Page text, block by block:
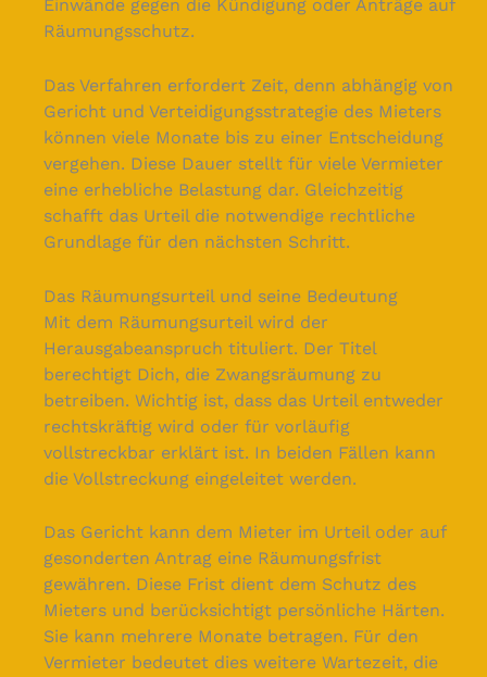
Einwände gegen die Kündigung oder Anträge auf
Räumungsschutz.
Das Verfahren erfordert Zeit, denn abhängig von
Gericht und Verteidigungsstrategie des Mieters
können viele Monate bis zu einer Entscheidung
vergehen. Diese Dauer stellt für viele Vermieter
eine erhebliche Belastung dar. Gleichzeitig
schafft das Urteil die notwendige rechtliche
Grundlage für den nächsten Schritt.
Das Räumungsurteil und seine Bedeutung
Mit dem Räumungsurteil wird der
Herausgabeanspruch tituliert. Der Titel
berechtigt Dich, die Zwangsräumung zu
betreiben. Wichtig ist, dass das Urteil entweder
rechtskräftig wird oder für vorläufig
vollstreckbar erklärt ist. In beiden Fällen kann
die Vollstreckung eingeleitet werden.
Das Gericht kann dem Mieter im Urteil oder auf
gesonderten Antrag eine Räumungsfrist
gewähren. Diese Frist dient dem Schutz des
Mieters und berücksichtigt persönliche Härten.
Sie kann mehrere Monate betragen. Für den
Vermieter bedeutet dies weitere Wartezeit, die